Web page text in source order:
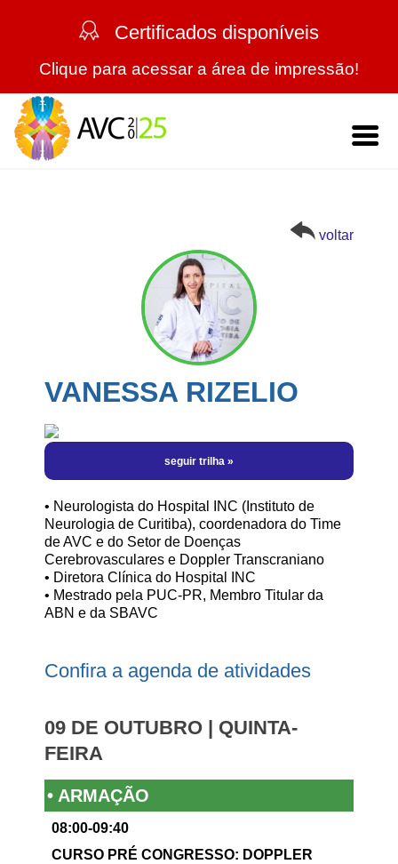
Certificados disponíveis
Clique para acessar a área de impressão!
Mensagem da Comissão Científica
Comissões
Palestrantes
Expositores
Local do Evento
Trabalhos
Regras Gerais
Trabalhos Aprovados
Programação
Programação Científica | por Salas
Programação Científica | por Horário
Turismo
Hotéis
Sobre a Cidade
Fale Conosco
Cursos
voltar
VANESSA RIZELIO
• Neurologista do Hospital INC (Instituto de
Neurologia de Curitiba), coordenadora do Time
de AVC e do Setor de Doenças
Cerebrovasculares e Doppler Transcraniano
• Diretora Clínica do Hospital INC
• Mestrado pela PUC-PR, Membro Titular da
ABN e da SBAVC
Confira a agenda de atividades
09 DE OUTUBRO | QUINTA-
FEIRA
• ARMAÇÃO
08:00-09:40
CURSO PRÉ CONGRESSO: DOPPLER